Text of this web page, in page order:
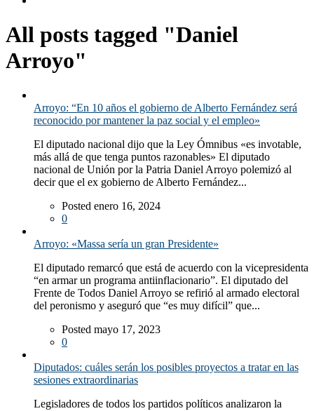
All posts tagged "Daniel
Arroyo"
Arroyo: “En 10 años el gobierno de Alberto Fernández será
reconocido por mantener la paz social y el empleo»
El diputado nacional dijo que la Ley Ómnibus «es invotable,
más allá de que tenga puntos razonables» El diputado
nacional de Unión por la Patria Daniel Arroyo polemizó al
decir que el ex gobierno de Alberto Fernández...
Posted enero 16, 2024
0
Arroyo: «Massa sería un gran Presidente»
El diputado remarcó que está de acuerdo con la vicepresidenta
“en armar un programa antiinflacionario”. El diputado del
Frente de Todos Daniel Arroyo se refirió al armado electoral
del peronismo y aseguró que “es muy difícil” que...
Posted mayo 17, 2023
0
Diputados: cuáles serán los posibles proyectos a tratar en las
sesiones extraordinarias
Legisladores de todos los partidos políticos analizaron la